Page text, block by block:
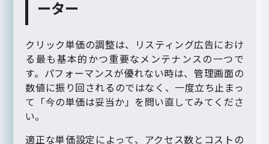
ーター
クリック単価の調整は、リスティング広告におけ
る最も基本的かつ重要なメンテナンスの一つで
す。パフォーマンスが優れない時は、管理画面の
数値に振り回されるのではなく、一度立ち止まっ
て「今の単価は妥当か」を問い直してみてくださ
い。
適正な単価設定によって、アクセス数とコストの